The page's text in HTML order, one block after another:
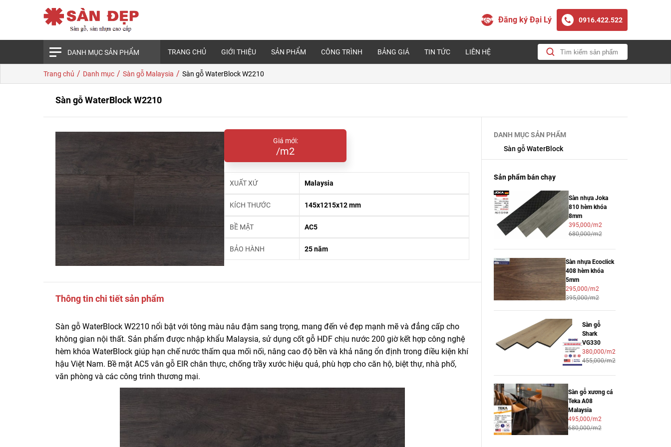
Đăng ký Đại Lý 0916.422.522
DANH MỤC SẢN PHẨM TRANG CHỦ GIỚI THIỆU SẢN PHẨM CÔNG TRÌNH BẢNG GIÁ TIN TỨC LIÊN HỆ
Trang chủ / Danh mục / Sàn gỗ Malaysia / Sàn gỗ WaterBlock W2210
Sàn gỗ WaterBlock W2210
Giá mới:
/m2
XUẤT XỨ Malaysia
KÍCH THƯỚC 145x1215x12 mm
BỀ MẶT AC5
BẢO HÀNH 25 năm
Thông tin chi tiết sản phẩm
Sàn gỗ WaterBlock W2210 nổi bật với tông màu nâu đậm sang trọng, mang đến vẻ đẹp mạnh mẽ và đẳng cấp cho
không gian nội thất. Sản phẩm được nhập khẩu Malaysia, sử dụng cốt gỗ HDF chịu nước 200 giờ kết hợp công nghệ
hèm khóa WaterBlock giúp hạn chế nước thấm qua mối nối, nâng cao độ bền và khả năng ổn định trong điều kiện khí
hậu Việt Nam. Bề mặt AC5 vân gỗ EIR chân thực, chống trầy xước hiệu quả, phù hợp cho căn hộ, biệt thự, nhà phố,
văn phòng và các công trình thương mại.
DANH MỤC SẢN PHẨM
Sàn gỗ WaterBlock
Sản phẩm bán chạy
Sàn nhựa Joka
810 hèm khóa
8mm
395,000/m2
680,000/m2
Sàn nhựa Ecoclick
408 hèm khóa
5mm
295,000/m2
395,000/m2
Sàn gỗ
Shark
VG330
380,000/m2
455,000/m2
Sàn gỗ xương cá
Teka A08
Malaysia
495,000/m2
680,000/m2